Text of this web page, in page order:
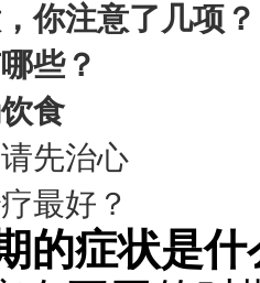
你注意了几项？
些？
食
先治心
最好？
的症状是什